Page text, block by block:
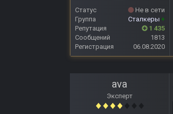
Статус
Не в сети
Группа
Сталкеры +
Репутация
1 435
Сообщений
1813
Регистрация
06.08.2020
ava
Эксперт